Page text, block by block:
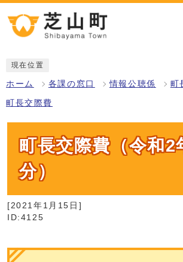
現在位置
ホーム 各課の窓口 情報公聴係 町
町長交際費
町長交際費（令和2
分）
[2021年1月15日]
ID:4125